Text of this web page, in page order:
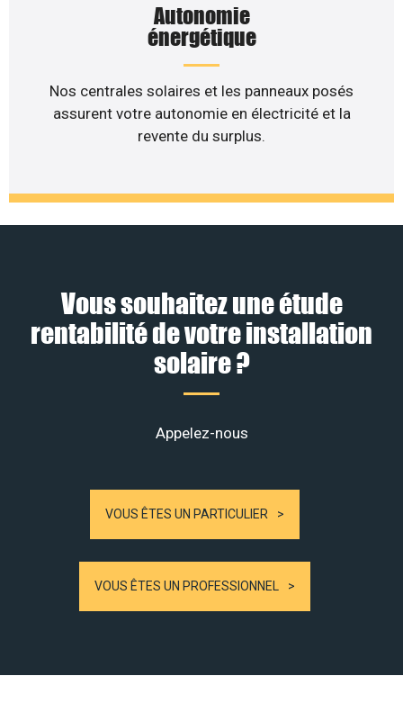
Autonomie
énergétique
Nos centrales solaires et les panneaux posés
assurent votre autonomie en électricité et la
revente du surplus.
Vous souhaitez une étude
rentabilité de votre installation
solaire ?
Appelez-nous
VOUS ÊTES UN PARTICULIER
VOUS ÊTES UN PROFESSIONNEL